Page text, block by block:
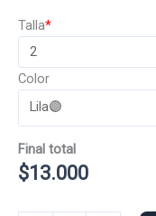
*
Talla
Color
Final total
$13.000